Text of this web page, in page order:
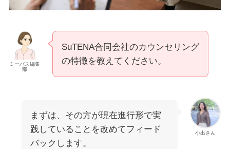
ミーパス編集
部
SuTENA合同会社のカウンセリング
の特徴を教えてください。
小出さん
まずは、その方が現在進行形で実
践していることを改めてフィード
バックします。